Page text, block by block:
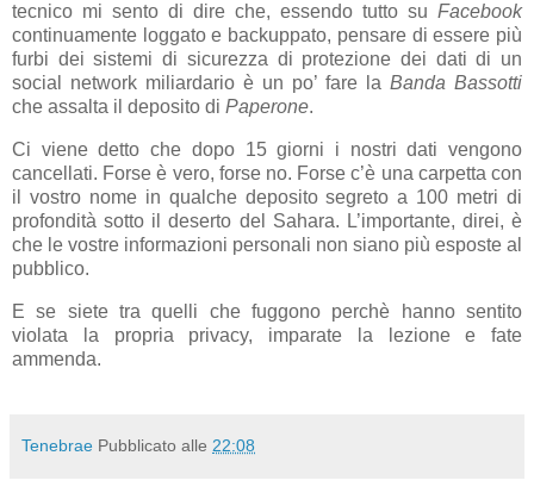
tecnico mi sento di dire che, essendo tutto su Facebook
continuamente loggato e backuppato, pensare di essere più
furbi dei sistemi di sicurezza di protezione dei dati di un
social network miliardario è un po’ fare la Banda Bassotti
che assalta il deposito di Paperone.
Ci viene detto che dopo 15 giorni i nostri dati vengono
cancellati. Forse è vero, forse no. Forse c’è una carpetta con
il vostro nome in qualche deposito segreto a 100 metri di
profondità sotto il deserto del Sahara. L’importante, direi, è
che le vostre informazioni personali non siano più esposte al
pubblico.
E se siete tra quelli che fuggono perchè hanno sentito
violata la propria privacy, imparate la lezione e fate
ammenda.
Tenebrae Pubblicato alle 22:08